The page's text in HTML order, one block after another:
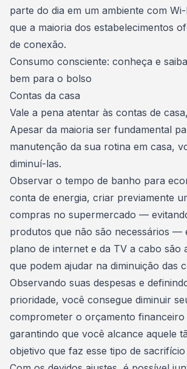
parte do dia em um ambiente com
que a maioria dos estabelecimentos
de conexão.
Consumo consciente: conheça e
bem para o bolso
Contas da casa
Vale a pena atentar às contas de
Apesar da maioria ser fundamental
manutenção da sua rotina em casa,
diminuí-las.
Observar o tempo de banho para
conta de energia, criar previamente
compras no supermercado —
produtos que não são necessários —
plano de internet e da TV a cabo são
que podem ajudar na diminuição das
Observando suas despesas e
prioridade, você consegue diminuir
comprometer o orçamento financeiro
garantindo que você alcance aquele
objetivo que faz esse tipo de